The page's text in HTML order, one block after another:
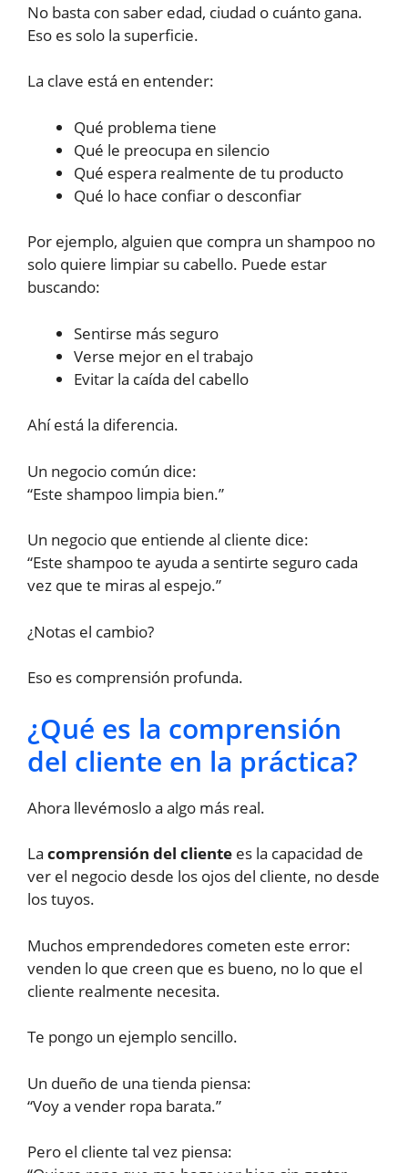
No basta con saber edad, ciudad o cuánto gana.
Eso es solo la superficie.
La clave está en entender:
Qué problema tiene
Qué le preocupa en silencio
Qué espera realmente de tu producto
Qué lo hace confiar o desconfiar
Por ejemplo, alguien que compra un shampoo no
solo quiere limpiar su cabello. Puede estar
buscando:
Sentirse más seguro
Verse mejor en el trabajo
Evitar la caída del cabello
Ahí está la diferencia.
Un negocio común dice:
“Este shampoo limpia bien.”
Un negocio que entiende al cliente dice:
“Este shampoo te ayuda a sentirte seguro cada
vez que te miras al espejo.”
¿Notas el cambio?
Eso es comprensión profunda.
¿Qué es la comprensión
del cliente en la práctica?
Ahora llevémoslo a algo más real.
La comprensión del cliente es la capacidad de
ver el negocio desde los ojos del cliente, no desde
los tuyos.
Muchos emprendedores cometen este error:
venden lo que creen que es bueno, no lo que el
cliente realmente necesita.
Te pongo un ejemplo sencillo.
Un dueño de una tienda piensa:
“Voy a vender ropa barata.”
Pero el cliente tal vez piensa: